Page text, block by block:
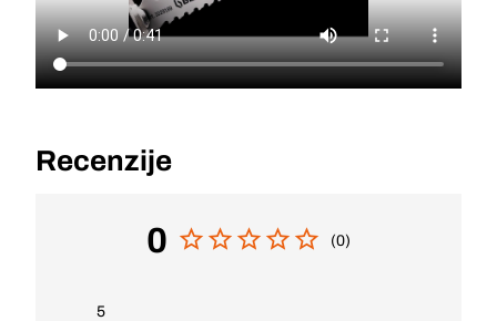
Recenzije
0 (0)
5